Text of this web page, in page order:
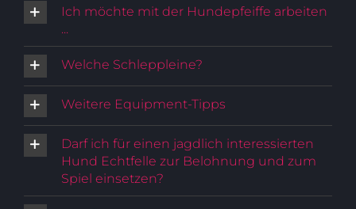
Ich möchte mit der Hundepfeiffe arbeiten
...
Welche Schleppleine?
Weitere Equipment-Tipps
Darf ich für einen jagdlich interessierten
Hund Echtfelle zur Belohnung und zum
Spiel einsetzen?